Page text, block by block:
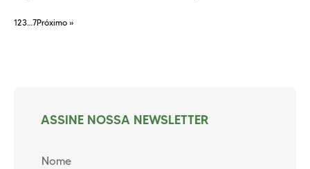
123…7Próximo »
ASSINE NOSSA NEWSLETTER
Nome